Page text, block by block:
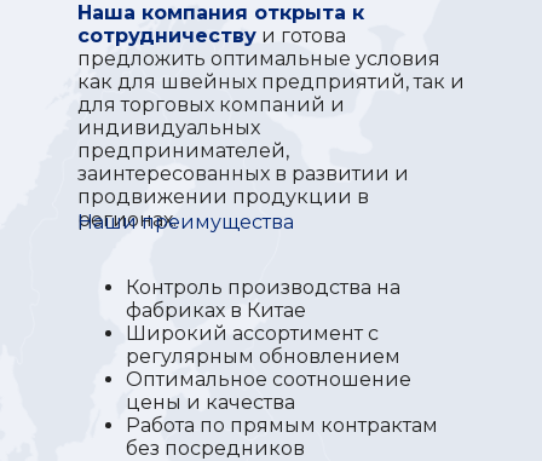
Наша компания открыта к
сотрудничеству и готова
предложить оптимальные условия
как для швейных предприятий, так и
для торговых компаний и
индивидуальных
предпринимателей,
заинтересованных в развитии и
продвижении продукции в
регионах.
Наши преимущества
Контроль производства на
фабриках в Китае
Широкий ассортимент с
регулярным обновлением
Оптимальное соотношение
цены и качества
Работа по прямым контрактам
без посредников